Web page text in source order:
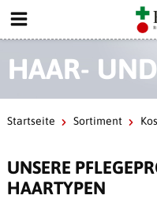
HAAR-
Startseite Sortiment
UNSERE
HAARTYPEN